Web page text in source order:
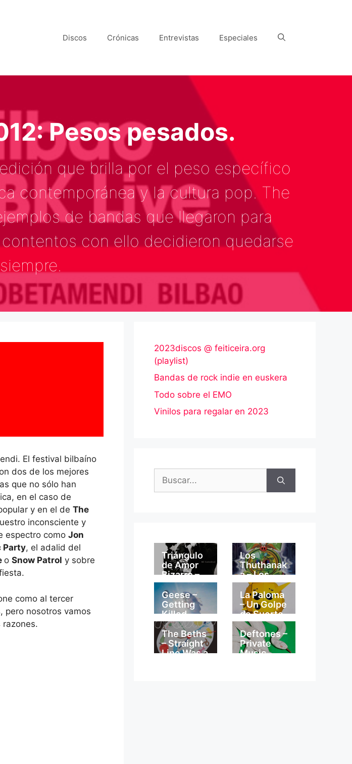
Discos Crónicas Entrevistas Especiales
Pesos pesados.
que brilla por el peso específico
contemporánea y la cultura pop. The
de bandas que llegaron para
con ello decidieron quedarse
El festival bilbaíno
dos de los mejores
que no sólo han
en el caso de
y en el de The
inconsciente y
espectro como Jon
Party, el adalid del
o Snow Patrol y sobre
como al tercer
pero nosotros vamos
razones.
2023discos @ feiticeira.org
(playlist)
Bandas de rock indie en euskera
Todo sobre el EMO
Vinilos para regalar en 2023
Buscar:
Triángulo
de Amor
Bizarro –
Mi
Catedral
Los
Thuthanak
a – Los
Thuthanak
a
Geese –
Getting
Killed
La Paloma
– Un Golpe
de Suerte
The Beths
– Straight
Line Was a
Deftones –
Private
Music